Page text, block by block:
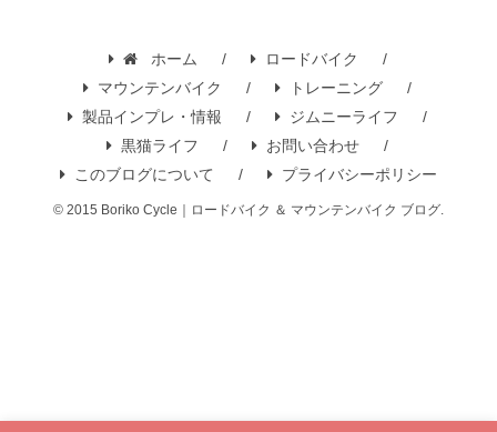
ホーム
ロードバイク
マウンテンバイク
トレーニング
製品インプレ・情報
ジムニーライフ
黒猫ライフ
お問い合わせ
このブログについて
プライバシーポリシー
© 2015 Boriko Cycle｜ロードバイク ＆ マウンテンバイク ブログ.